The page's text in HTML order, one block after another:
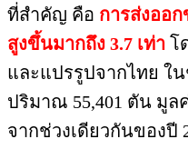
ที่สำคัญ คือ การส่งออ
สูงขึ้นมากถึง 3.7 เท่า โ
และแปรรูปจากไทย ใ
ปริมาณ 55,401 ตัน มูล
จากช่วงเดียวกันของปี